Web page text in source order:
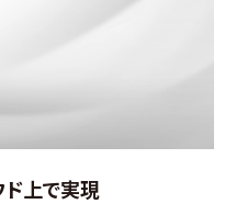
上で実現